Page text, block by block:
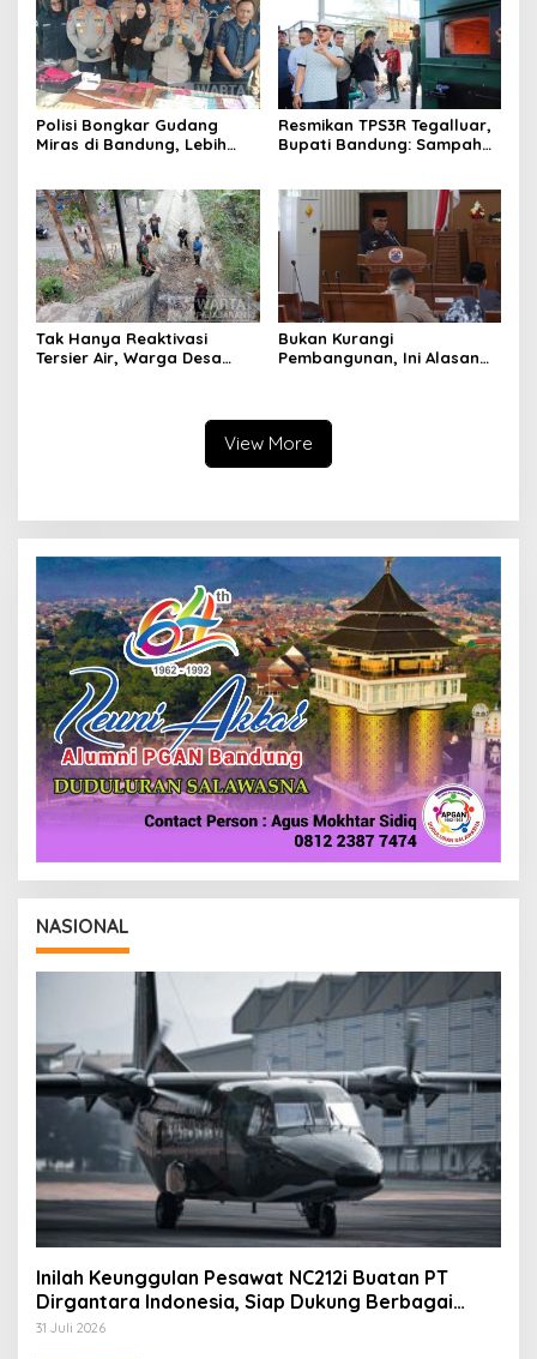
Polisi Bongkar Gudang
Miras di Bandung, Lebih
Resmikan TPS3R Tegalluar,
Bupati Bandung: Sampah
Tak Hanya Reaktivasi
Tersier Air, Warga Desa
Bukan Kurangi
Pembangunan, Ini Alasan
View More
NASIONAL
Inilah Keunggulan Pesawat NC212i Buatan PT
Dirgantara Indonesia, Siap Dukung Berbagai
Operasi TNI
31 Juli 2026